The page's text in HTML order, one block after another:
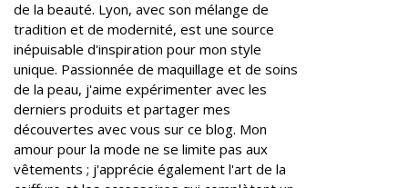
de la beauté. Lyon, avec son mélange de
tradition et de modernité, est une source
inépuisable d'inspiration pour mon style
unique. Passionnée de maquillage et de soins
de la peau, j'aime expérimenter avec les
derniers produits et partager mes
découvertes avec vous sur ce blog. Mon
amour pour la mode ne se limite pas aux
vêtements ; j'apprécie également l'art de la